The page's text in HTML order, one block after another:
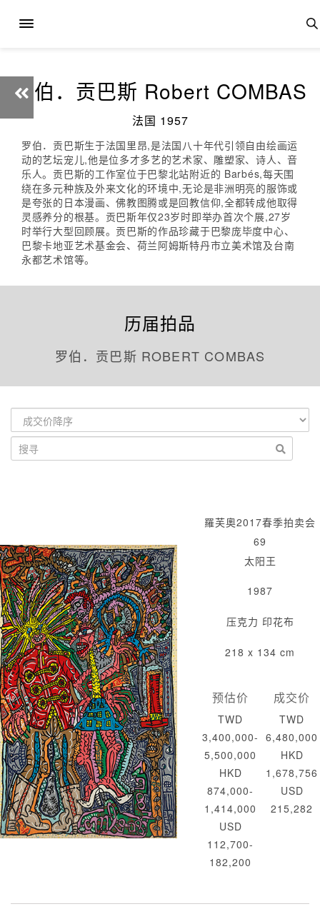
罗伯．贡巴斯 Robert COMBAS
法国 1957
罗伯．贡巴斯生于法国里昂,是法国八十年代引领自由绘画运
动的艺坛宠儿,他是位多才多艺的艺术家、雕塑家、诗人、音
乐人。贡巴斯的工作室位于巴黎北站附近的 Barbés,每天围
绕在多元种族及外来文化的环境中,无论是非洲明亮的服饰或
是夸张的日本漫画、佛教图腾或是回教信仰,全都转成他取得
灵感养分的根基。贡巴斯年仅23岁时即举办首次个展,27岁
时举行大型回顾展。贡巴斯的作品珍藏于巴黎庞毕度中心、
巴黎卡地亚艺术基金会、荷兰阿姆斯特丹市立美术馆及台南
永都艺术馆等。
历届拍品
罗伯．贡巴斯 ROBERT COMBAS
羅芙奧2017春季拍卖会
69
太阳王
1987
压克力 印花布
218 x 134 cm
预估价
TWD
3,400,000-
5,500,000
HKD
874,000-
1,414,000
USD
112,700-
182,200
成交价
TWD
6,480,000
HKD
1,678,756
USD
215,282